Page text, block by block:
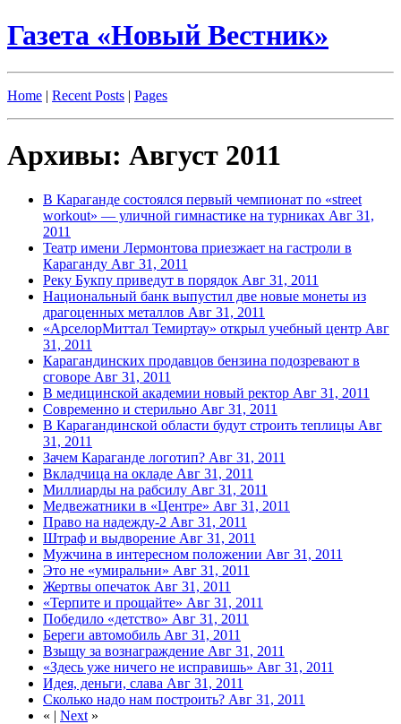
Газета «Новый Вестник»
Home | Recent Posts | Pages
Архивы: Август 2011
В Караганде состоялся первый чемпионат по «street
workout» — уличной гимнастике на турниках Авг 31,
2011
Театр имени Лермонтова приезжает на гастроли в
Караганду Авг 31, 2011
Реку Букпу приведут в порядок Авг 31, 2011
Национальный банк выпустил две новые монеты из
драгоценных металлов Авг 31, 2011
«АрселорМиттал Темиртау» открыл учебный центр Авг
31, 2011
Карагандинских продавцов бензина подозревают в
сговоре Авг 31, 2011
В медицинской академии новый ректор Авг 31, 2011
Современно и стерильно Авг 31, 2011
В Карагандинской области будут строить теплицы Авг
31, 2011
Зачем Караганде логотип? Авг 31, 2011
Вкладчица на окладе Авг 31, 2011
Миллиарды на рабсилу Авг 31, 2011
Медвежатники в «Центре» Авг 31, 2011
Право на надежду-2 Авг 31, 2011
Штраф и выдворение Авг 31, 2011
Мужчина в интересном положении Авг 31, 2011
Это не «умиральни» Авг 31, 2011
Жертвы опечаток Авг 31, 2011
«Терпите и прощайте» Авг 31, 2011
Победило «детство» Авг 31, 2011
Береги автомобиль Авг 31, 2011
Взыщу за вознаграждение Авг 31, 2011
«Здесь уже ничего не исправишь» Авг 31, 2011
Идея, деньги, слава Авг 31, 2011
Сколько надо нам построить? Авг 31, 2011
« | Next »